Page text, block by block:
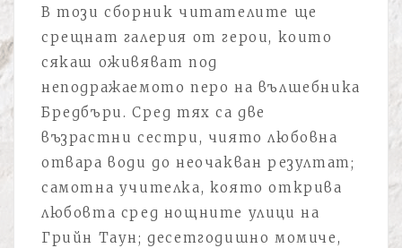
В този сборник читателите ще
срещнат галерия от герои, които
сякаш оживяват под
неподражаемото перо на вълшебника
Бредбъри. Сред тях са две
възрастни сестри, чиято любовна
отвара води до неочакван резултат;
самотна учителка, която открива
любовта сред нощните улици на
Грийн Таун; десетгодишно момиче,